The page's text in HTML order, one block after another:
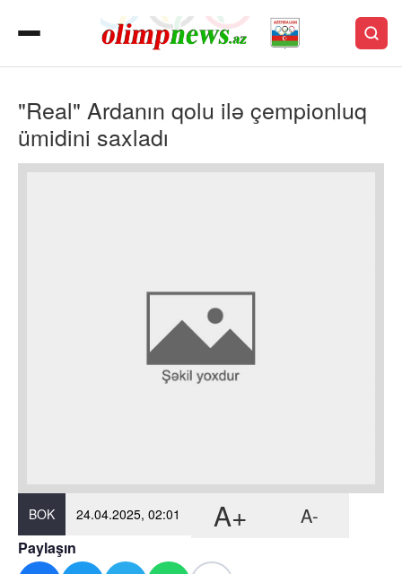
"Real" Ardanın qolu ilə çempionluq
ümidini saxladı
BOK 24.04.2025, 02:01 A+ A-
Paylaşın